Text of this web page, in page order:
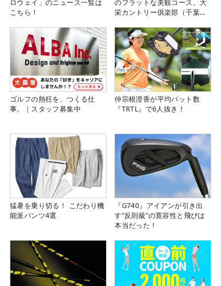
ロウェイ」のニュース一覧は
こちら！
のフラットな美観コース。大
栄カントリー俱楽部（千葉
ゴルフの熱狂を、つくる仕
事。｜スタッフ募集中
仲宗根澄香が平均パット数
『TRTL』で6人抜き！
猛暑を乗り切る！ こだわり機
能派パンツ4選
『G740』アイアンが引き出
す“反則級”の寛容性と飛びは
本当だった！